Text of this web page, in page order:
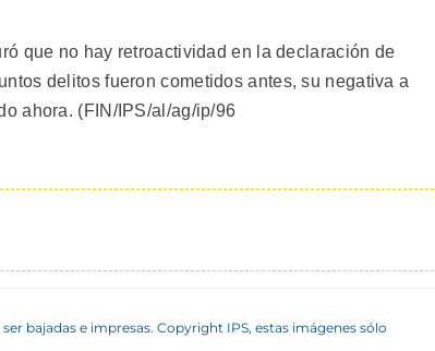
que no hay retroactividad en la declaración de
delitos fueron cometidos antes, su negativa a
ahora. (FIN/IPS/al/ag/ip/96
bajadas e impresas. Copyright IPS, estas imágenes sólo